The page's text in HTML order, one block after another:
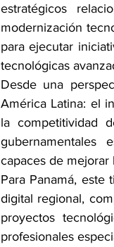
estratégicos
modernización
para ejecutar
tecnológicas
Desde una
América Latina: el
la competitividad
gubernamentales
capaces de mejorar
Para Panamá,
digital regional,
proyectos
profesionales